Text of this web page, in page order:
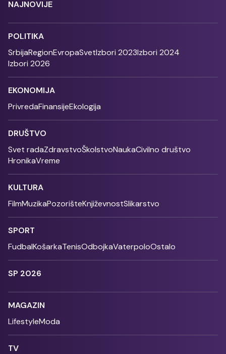
NAJNOVIJE
POLITIKA
SrbijaRegionEvropaSvetIzbori 2023Izbori 2024
Izbori 2026
EKONOMIJA
PrivredaFinansijeEkologija
DRUŠTVO
Svet radaZdravstvoŠkolstvoNaukaCivilno društvo
HronikaVreme
KULTURA
FilmMuzikaPozorišteKnjiževnostSlikarstvo
SPORT
FudbalKošarkaTenisOdbojkaVaterpoloOstalo
SP 2026
MAGAZIN
LifestyleModa
TV